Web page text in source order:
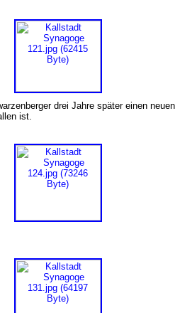
drei Jahre später einen neuen
ist.